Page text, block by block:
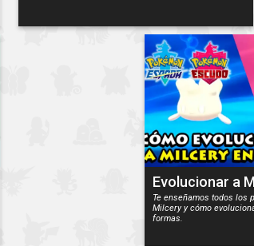
Evolucionar a
Te enseñamos todos los
Milcery y cómo
formas.